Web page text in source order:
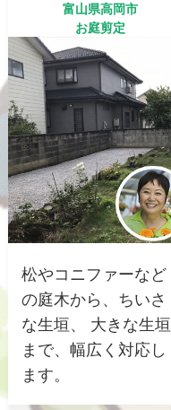
富山県高岡市
お庭剪定
松やコニファーなど
の庭木から、ちいさ
な生垣、 大きな生垣
まで、幅広く対応し
ます。